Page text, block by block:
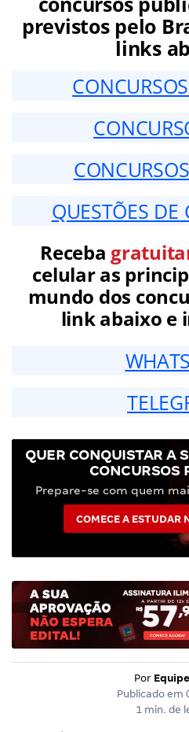
previstos pelo
links
QUESTÕES DE
Receba
celular as
mundo dos
link abaixo e
QUER CONQUISTAR A
CONCURSOS
Prepare-se com quem
COMECE A ESTUDAR
Por
Publicado em
1 min. de